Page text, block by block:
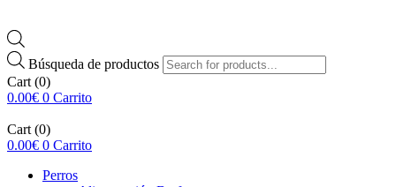
Búsqueda de productos
Cart (0)
0.00€ 0 Carrito
Cart (0)
0.00€ 0 Carrito
Perros